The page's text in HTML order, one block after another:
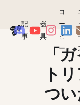
Coffeegeek
記
事
器
具
コ
ー
ヒ
ー
「
ト
つい